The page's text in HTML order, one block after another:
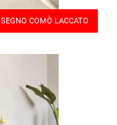
SEGNO COMÒ LACCATO